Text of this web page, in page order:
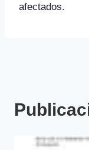
afectados.